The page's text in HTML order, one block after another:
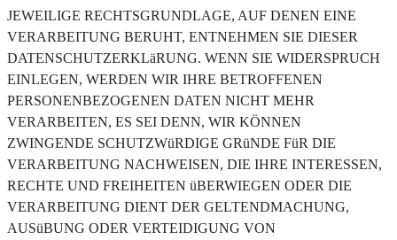
JEWEILIGE RECHTSGRUNDLAGE, AUF DENEN EINE
VERARBEITUNG BERUHT, ENTNEHMEN SIE DIESER
DATENSCHUTZERKLäRUNG. WENN SIE WIDERSPRUCH
EINLEGEN, WERDEN WIR IHRE BETROFFENEN
PERSONENBEZOGENEN DATEN NICHT MEHR
VERARBEITEN, ES SEI DENN, WIR KÖNNEN
ZWINGENDE SCHUTZWüRDIGE GRüNDE FüR DIE
VERARBEITUNG NACHWEISEN, DIE IHRE INTERESSEN,
RECHTE UND FREIHEITEN üBERWIEGEN ODER DIE
VERARBEITUNG DIENT DER GELTENDMACHUNG,
AUSüBUNG ODER VERTEIDIGUNG VON